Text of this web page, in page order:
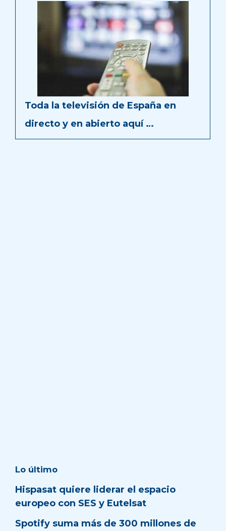
Toda la televisión de España en
directo y en abierto aquí …
Lo último
Hispasat quiere liderar el espacio
europeo con SES y Eutelsat
Spotify suma más de 300 millones de